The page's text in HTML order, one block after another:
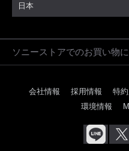
日本
ソニーストアでのお買い物
会社情報 採用情報 特
環境情報